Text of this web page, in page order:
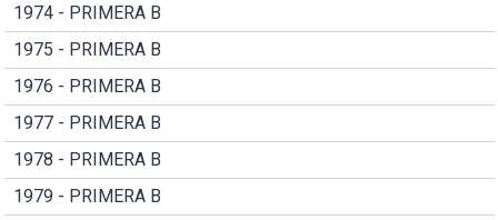
1974 - PRIMERA B
1975 - PRIMERA B
1976 - PRIMERA B
1977 - PRIMERA B
1978 - PRIMERA B
1979 - PRIMERA B